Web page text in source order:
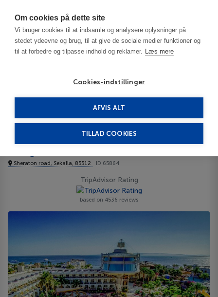
Om cookies på dette site
Vi bruger cookies til at indsamle og analysere oplysninger på
stedet ydeevne og brug, til at give de sociale medier funktioner og
til at forbedre og tilpasse indhold og reklamer. Læs mere
Cookies-indstillinger
AFVIS ALT
TILLAD COOKIES
Hurghada
Seagull Beach Resort 4****
Sheraton road, Sekalla, 85512 ID 65864
TripAdvisor Rating
based on 4536 reviews